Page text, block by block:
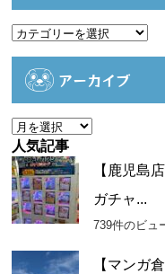
カ
アーカイブ
ア
ー
カ
イ
ブ
人気記事
【鹿児島
ガチャ...
739件のビュ
【マンガ